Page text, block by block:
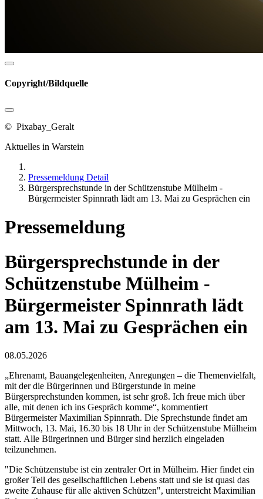
Copyright/Bildquelle
© Pixabay_Geralt
Aktuelles in Warstein
Pressemeldung Detail
Bürgersprechstunde in der Schützenstube Mülheim -
Bürgermeister Spinnrath lädt am 13. Mai zu Gesprächen ein
Pressemeldung
Bürgersprechstunde in der
Schützenstube Mülheim -
Bürgermeister Spinnrath lädt
am 13. Mai zu Gesprächen ein
08.05.2026
„Ehrenamt, Bauangelegenheiten, Anregungen – die Themenvielfalt,
mit der die Bürgerinnen und Bürgerstunde in meine
Bürgersprechstunden kommen, ist sehr groß. Ich freue mich über
alle, mit denen ich ins Gespräch komme“, kommentiert
Bürgermeister Maximilian Spinnrath. Die Sprechstunde findet am
Mittwoch, 13. Mai, 16.30 bis 18 Uhr in der Schützenstube Mülheim
statt. Alle Bürgerinnen und Bürger sind herzlich eingeladen
teilzunehmen.
"Die Schützenstube ist ein zentraler Ort in Mülheim. Hier findet ein
großer Teil des gesellschaftlichen Lebens statt und sie ist quasi das
zweite Zuhause für alle aktiven Schützen", unterstreicht Maximilian